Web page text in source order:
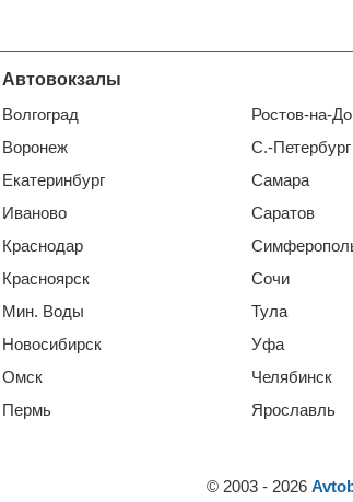
Автовокзалы
Волгоград
Воронеж
Екатеринбург
Иваново
Краснодар
Красноярск
Мин. Воды
Новосибирск
Омск
Пермь
Ростов-на-
С.-Петербург
Самара
Саратов
Сочи
Тула
Уфа
Челябинск
Ярославль
© 2003 - 2026